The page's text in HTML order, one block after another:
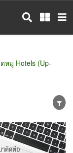
หมู่ Hotels (Up-
วแทนจัดจำหน่าย